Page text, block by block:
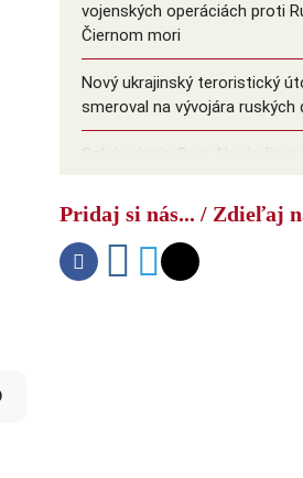
vojenských operáciách proti
Čiernom mori
Nový ukrajinský teroristický
smeroval na vývojára ruských
Oslobodenie Goa: Ako India
Pridaj si nás... / Zdieľaj